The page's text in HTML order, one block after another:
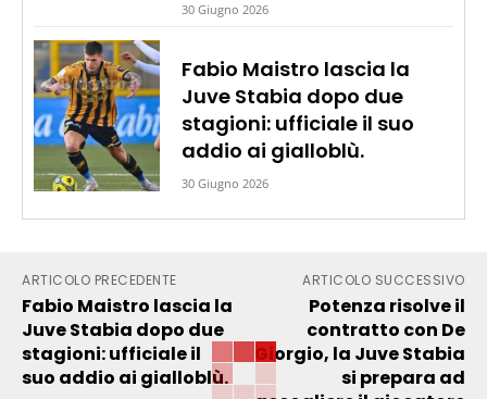
30 Giugno 2026
Fabio Maistro lascia la
Juve Stabia dopo due
stagioni: ufficiale il suo
addio ai gialloblù.
30 Giugno 2026
ARTICOLO PRECEDENTE
Fabio Maistro lascia la
Juve Stabia dopo due
stagioni: ufficiale il
suo addio ai gialloblù.
ARTICOLO SUCCESSIVO
Potenza risolve il
contratto con De
Giorgio, la Juve Stabia
si prepara ad